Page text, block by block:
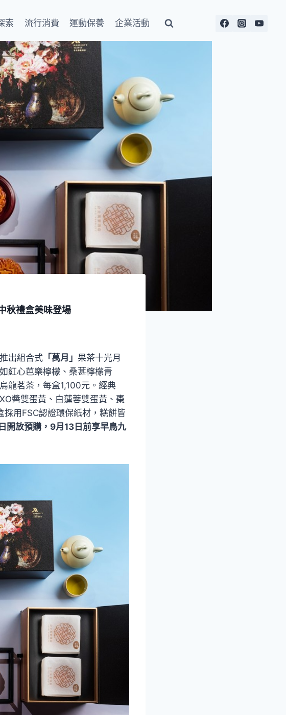
索 流行消費 運動保養 企業活動
秋禮盒美味登場
出組合式 「萬月」 果茶十光月
紅心芭樂檸檬、桑葚檸檬青
龍茗茶，每盒1,100元。經典
醬雙蛋黃、白蓮蓉雙蛋黃、棗
用FSC認證環保紙材，糕餅皆
開放預購，9月13日前享早鳥九